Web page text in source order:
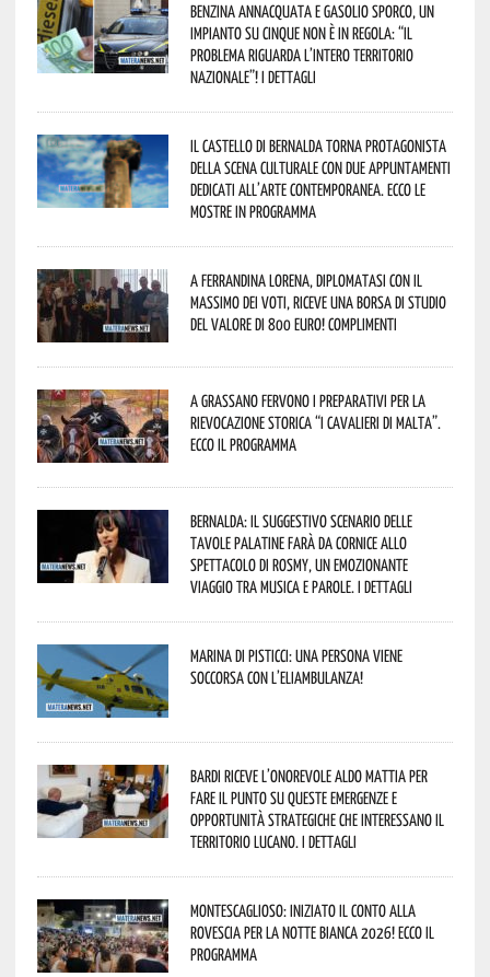
Benzina annacquata e gasolio sporco, un
impianto su cinque non è in regola: “il
problema riguarda l’intero territorio
Nazionale”! I dettagli
Il Castello di Bernalda torna protagonista
della scena culturale con due appuntamenti
dedicati all’arte contemporanea. Ecco le
mostre in programma
A Ferrandina Lorena, diplomatasi con il
massimo dei voti, riceve una borsa di studio
del valore di 800 euro! Complimenti
A Grassano fervono i preparativi per la
Rievocazione Storica “I CAVALIERI DI MALTA”.
Ecco il programma
Bernalda: il suggestivo scenario delle
Tavole Palatine farà da cornice allo
spettacolo di Rosmy, un emozionante
viaggio tra musica e parole. I dettagli
Marina di Pisticci: una persona viene
soccorsa con l’eliambulanza!
Bardi riceve l’onorevole Aldo Mattia per
fare il punto su queste emergenze e
opportunità strategiche che interessano il
territorio lucano. I dettagli
Montescaglioso: iniziato il conto alla
rovescia per la Notte Bianca 2026! Ecco il
programma